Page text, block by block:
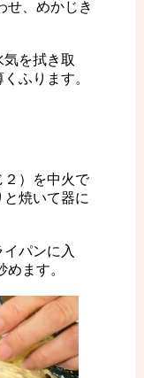
せ、めかじき
を拭き取
ふります。
２）を中火で
焼いて器に
パンに入
ます。